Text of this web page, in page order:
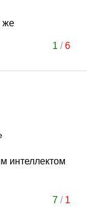
же
1 /6
интеллектом
7/ 1